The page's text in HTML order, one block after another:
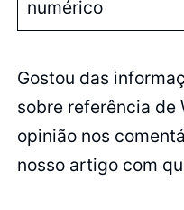
numérico
Gostou das
sobre referência de
opinião nos
nosso artigo com